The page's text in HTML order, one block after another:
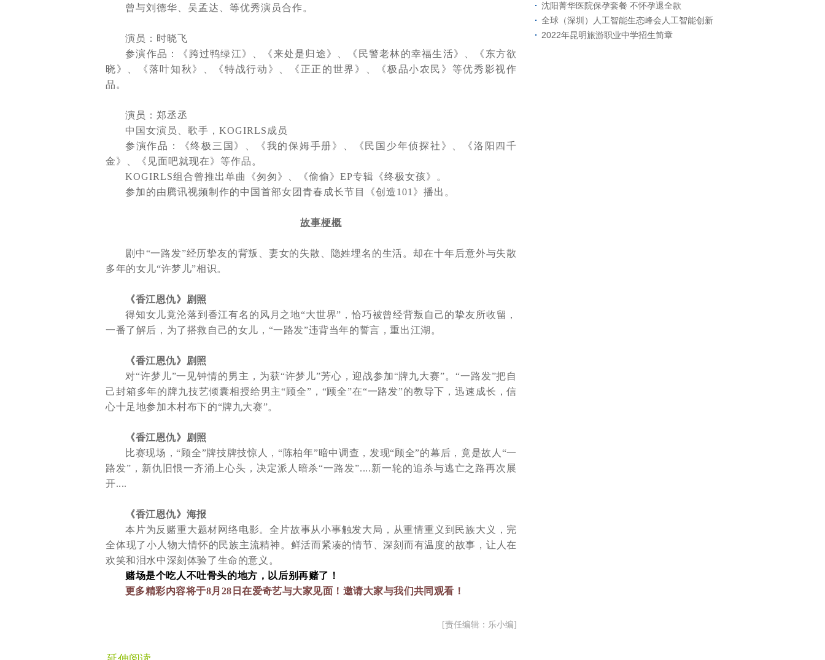
曾与刘德华、吴孟达、等优秀演员合作。
演员：时晓飞
参演作品：《跨过鸭绿江》、《来处是归途》、《民警老林的幸福生活》、《东方欲
晓》、《落叶知秋》、《特战行动》、《正正的世界》、《极品小农民》等优秀影视作
品。
演员：郑丞丞
中国女演员、歌手， KOGIRLS 成员
参演作品：《终极三国》、《我的保姆手册》、《民国少年侦探社》、《洛阳四千
金》、《见面吧就现在》等作品。
KOGIRLS组合曾推出单曲《匆匆》、《偷偷》 EP专辑《终极女孩》。
参加的由腾讯视频制作的中国首部女团青春成长节目《创造101 》播出。
故事梗概
剧中“一路发”经历挚友的背叛、妻女的失散、隐姓埋名的生活。却在十年后意外与失散
多年的女儿“许梦儿”相识。
《香江恩仇》剧照
得知女儿竟沦落到香江有名的风月之地“大世界”，恰巧被曾经背叛自己的挚友所收留，
一番了解后，为了搭救自己的女儿，“一路发”违背当年的誓言，重出江湖。
《香江恩仇》剧照
对“许梦儿”一见钟情的男主，为获“许梦儿”芳心，迎战参加“牌九大赛”。“一路发”把自
己封箱多年的牌九技艺倾囊相授给男主“顾全”，“顾全”在“一路发”的教导下，迅速成长，信
心十足地参加木村布下的“牌九大赛”。
《香江恩仇》剧照
比赛现场，“顾全”牌技牌技惊人，“陈柏年”暗中调查，发现“顾全”的幕后，竟是故人“一
路发”，新仇旧恨一齐涌上心头，决定派人暗杀“一路发”....新一轮的追杀与逃亡之路再次展
开....
《香江恩仇》海报
本片为反赌重大题材网络电影。全片故事从小事触发大局，从重情重义到民族大义，完
全体现了小人物大情怀的民族主流精神。鲜活而紧凑的情节、深刻而有温度的故事，让人在
欢笑和泪水中深刻体验了生命的意义。
赌场是个吃人不吐骨头的地方，以后别再赌了！
更多精彩内容将于8月 28 日在爱奇艺与大家见面！邀请大家与我们共同观看！
[责任编辑：乐小编]
沈阳菁华医院保孕套餐 不怀孕退全款
全球（深圳）人工智能生态峰会人工智能创新
2022年昆明旅游职业中学招生简章